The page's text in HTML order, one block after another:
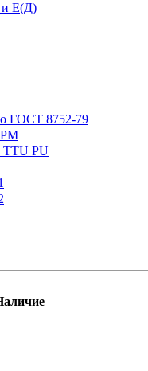
и E(Д)
ГОСТ 8752-79
TTU PU